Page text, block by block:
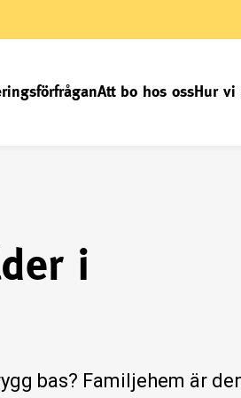
Att bo hos ossHur vi
i
bas? Familjehem är